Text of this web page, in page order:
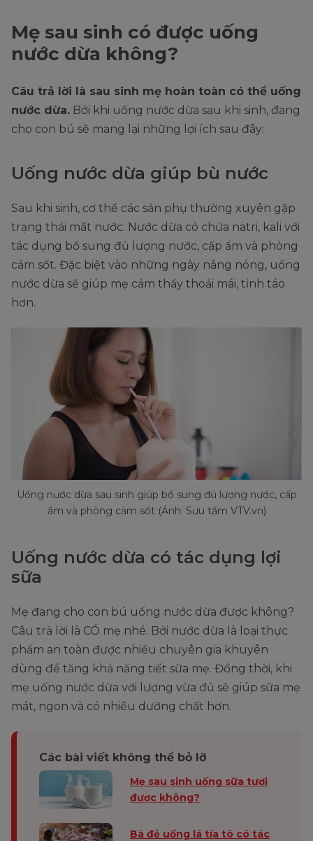
Mẹ sau sinh có được uống
nước dừa không?
Câu trả lời là sau sinh mẹ hoàn toàn có thể uống
nước dừa. Bởi khi uống nước dừa sau khi sinh, đang
cho con bú sẽ mang lại những lợi ích sau đây:
Uống nước dừa giúp bù nước
Sau khi sinh, cơ thể các sản phụ thường xuyên gặp
trạng thái mất nước. Nước dừa có chứa natri, kali với
tác dụng bổ sung đủ lượng nước, cấp ẩm và phòng
cảm sốt. Đặc biệt vào những ngày nắng nóng, uống
nước dừa sẽ giúp mẹ cảm thấy thoải mái, tỉnh táo
hơn.
Uống nước dừa sau sinh giúp bổ sung đủ lượng nước, cấp
ẩm và phòng cảm sốt (Ảnh: Sưu tầm VTV.vn)
Uống nước dừa có tác dụng lợi
sữa
Mẹ đang cho con bú uống nước dừa được không?
Câu trả lời là CÓ mẹ nhé. Bởi nước dừa là loại thực
phẩm an toàn được nhiều chuyên gia khuyên
dùng để tăng khả năng tiết sữa mẹ. Đồng thời, khi
mẹ uống nước dừa với lượng vừa đủ sẽ giúp sữa mẹ
mát, ngon và có nhiều dưỡng chất hơn.
Các bài viết không thể bỏ lỡ
Mẹ sau sinh uống sữa tươi
được không?
Bà đẻ uống lá tía tô có tác